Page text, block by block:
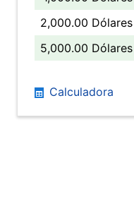
2,000.00 Dólares
5,000.00 Dólares
Calculadora